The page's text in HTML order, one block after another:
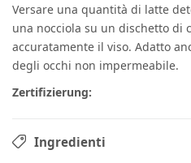
Versare una quantità di latte
una nocciola su un dischetto di
accuratamente il viso. Adatto
degli occhi non impermeabile.
Zertifizierung:
Ingredienti